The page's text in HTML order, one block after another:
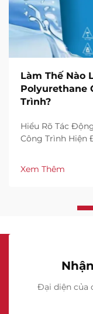
Làm Thế Nào
Polyurethane
Trình?
Hiểu Rõ Tác
Công Trình Hiện
công trình, với
lên như một giải
Xem Thêm
Đại diện của